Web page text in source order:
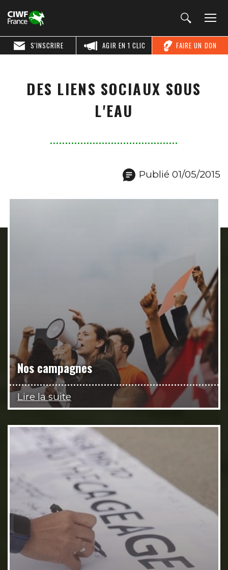
FAIRE UN DON
AGIR EN 1 CLIC
S'INSCRIRE
DES LIENS SOCIAUX SOUS
L'EAU
Publié 01/05/2015
Nos campagnes
Lire la suite